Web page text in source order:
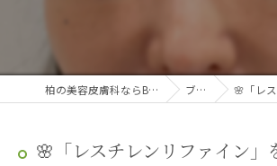
柏の美容皮膚科ならBellis skin clinic ブログ 🌸「レスチレ
🌸「レスチレンリファイン」